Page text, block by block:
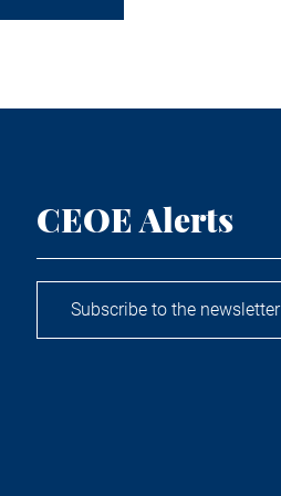
CEOE Alerts
Subscribe to the newsletter